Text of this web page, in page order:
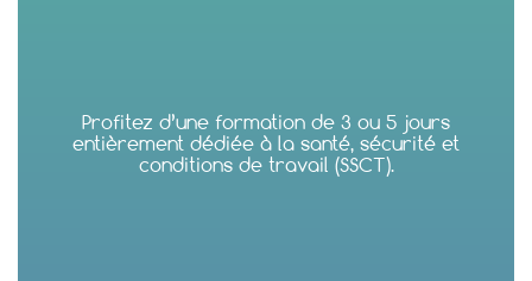
Profitez d’une formation de 3 ou 5 jours
entièrement dédiée à la santé, sécurité et
conditions de travail (SSCT).